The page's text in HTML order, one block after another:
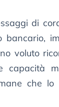
di
bancario,
voluto
che lo